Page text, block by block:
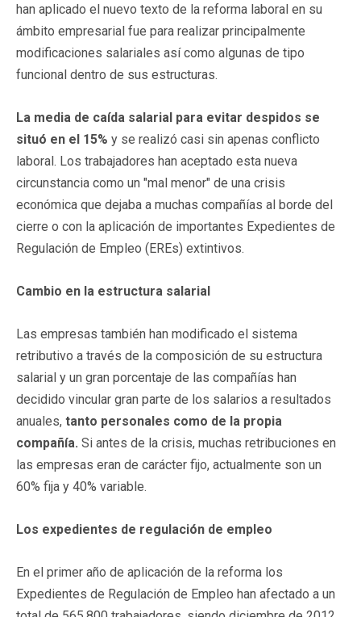
han aplicado el nuevo texto de la reforma laboral en su
ámbito empresarial fue para realizar principalmente
modificaciones salariales así como algunas de tipo
funcional dentro de sus estructuras.
La media de caída salarial para evitar despidos se
situó en el 15% y se realizó casi sin apenas conflicto
laboral. Los trabajadores han aceptado esta nueva
circunstancia como un "mal menor" de una crisis
económica que dejaba a muchas compañías al borde del
cierre o con la aplicación de importantes Expedientes de
Regulación de Empleo (EREs) extintivos.
Cambio en la estructura salarial
Las empresas también han modificado el sistema
retributivo a través de la composición de su estructura
salarial y un gran porcentaje de las compañías han
decidido vincular gran parte de los salarios a resultados
anuales, tanto personales como de la propia
compañía. Si antes de la crisis, muchas retribuciones en
las empresas eran de carácter fijo, actualmente son un
60% fija y 40% variable.
Los expedientes de regulación de empleo
En el primer año de aplicación de la reforma los
Expedientes de Regulación de Empleo han afectado a un